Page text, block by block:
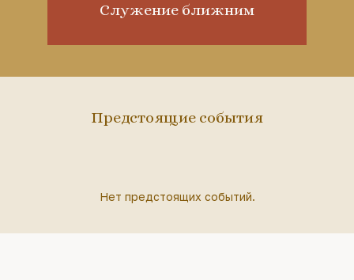
Служение ближним
Предстоящие события
Нет предстоящих событий.